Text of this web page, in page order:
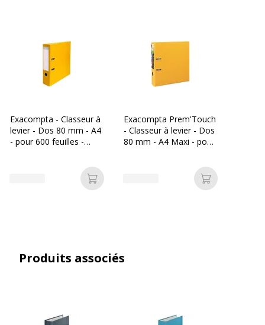
Matériau(x) du
produit
Carton recouvert de papier
Caractéristiques générales
Caractéristiques générales
Couleur du produit
Type de produit Classeur à levier
Code barre maitre 4002432125203
Exacompta - Classeur à
levier - Dos 80 mm - A4
- pour 600 feuilles -
Ajouter au panier
Exacompta Prem'Touch
- Classeur à levier - Dos
80 mm - A4 Maxi - pour
Ajouter au
Produits associés